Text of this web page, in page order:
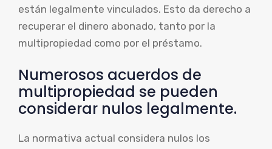
están legalmente vinculados. Esto da derecho a
recuperar el dinero abonado, tanto por la
multipropiedad como por el préstamo.
Numerosos acuerdos de
multipropiedad se pueden
considerar nulos legalmente.
La normativa actual considera nulos los